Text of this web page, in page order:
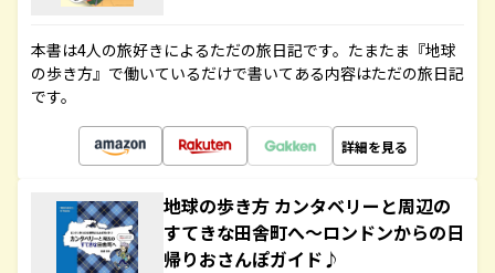
本書は4人の旅好きによるただの旅日記です。たまたま『地球
の歩き方』で働いているだけで書いてある内容はただの旅日記
です。
詳細を見る
地球の歩き方 カンタベリーと周辺の
すてきな田舎町へ～ロンドンからの日
帰りおさんぽガイド♪